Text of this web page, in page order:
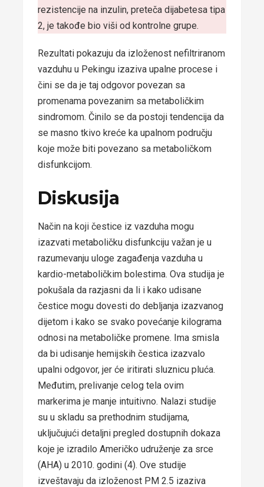
rezistencije na inzulin, preteča dijabetesa tipa
2, je takođe bio viši od kontrolne grupe.
Rezultati pokazuju da izloženost nefiltriranom
vazduhu u Pekingu izaziva upalne procese i
čini se da je taj odgovor povezan sa
promenama povezanim sa metaboličkim
sindromom. Činilo se da postoji tendencija da
se masno tkivo kreće ka upalnom području
koje može biti povezano sa metaboličkom
disfunkcijom.
Diskusija
Način na koji čestice iz vazduha mogu
izazvati metaboličku disfunkciju važan je u
razumevanju uloge zagađenja vazduha u
kardio-metaboličkim bolestima. Ova studija je
pokušala da razjasni da li i kako udisane
čestice mogu dovesti do debljanja izazvanog
dijetom i kako se svako povećanje kilograma
odnosi na metaboličke promene. Ima smisla
da bi udisanje hemijskih čestica izazvalo
upalni odgovor, jer će iritirati sluznicu pluća.
Međutim, prelivanje celog tela ovim
markerima je manje intuitivno. Nalazi studije
su u skladu sa prethodnim studijama,
uključujući detaljni pregled dostupnih dokaza
koje je izradilo Američko udruženje za srce
(AHA) u 2010. godini (4). Ove studije
izveštavaju da izloženost PM 2.5 izaziva